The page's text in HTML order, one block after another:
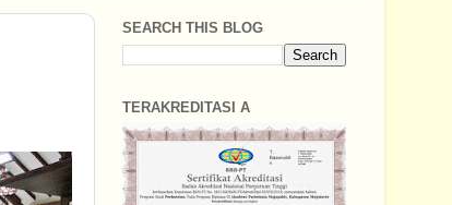
SEARCH THIS BLOG
TERAKREDITASI A